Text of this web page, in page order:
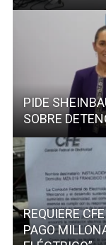
PIDE
SOBRE
REQUIERE
PAGO